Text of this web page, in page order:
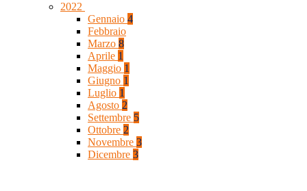
2022
Gennaio 4
Febbraio
Marzo 8
Aprile 1
Maggio 1
Giugno 1
Luglio 1
Agosto 2
Settembre 5
Ottobre 2
Novembre 3
Dicembre 3